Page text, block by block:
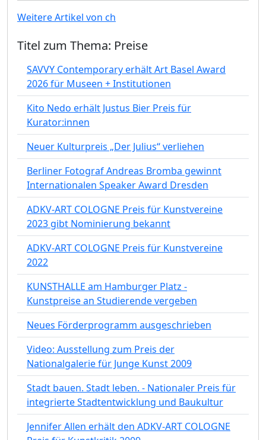
Weitere Artikel von ch
Titel zum Thema: Preise
SAVVY Contemporary erhält Art Basel Award
2026 für Museen + Institutionen
Kito Nedo erhält Justus Bier Preis für
Kurator:innen
Neuer Kulturpreis „Der Julius“ verliehen
Berliner Fotograf Andreas Bromba gewinnt
Internationalen Speaker Award Dresden
ADKV-ART COLOGNE Preis für Kunstvereine
2023 gibt Nominierung bekannt
ADKV-ART COLOGNE Preis für Kunstvereine
2022
KUNSTHALLE am Hamburger Platz -
Kunstpreise an Studierende vergeben
Neues Förderprogramm ausgeschrieben
Video: Ausstellung zum Preis der
Nationalgalerie für Junge Kunst 2009
Stadt bauen. Stadt leben. - Nationaler Preis für
integrierte Stadtentwicklung und Baukultur
Jennifer Allen erhält den ADKV-ART COLOGNE